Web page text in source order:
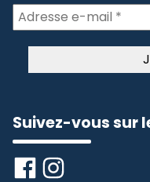
Suivez-vous sur